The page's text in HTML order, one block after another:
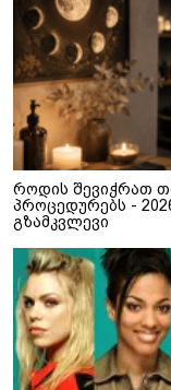
როდის შევიჭრათ
პროცედურებს -
გზამკვლევი